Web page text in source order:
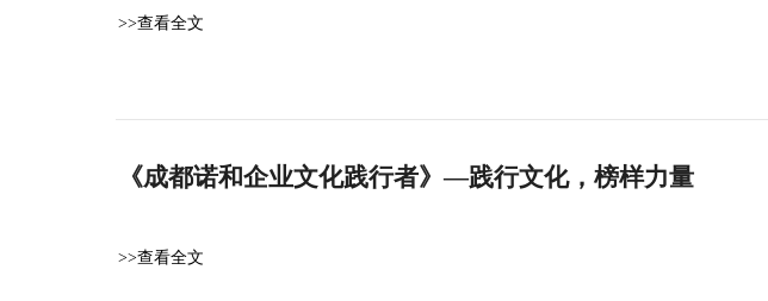
>>查看全文
《成都诺和企业文化践行者》—践行文化，榜样力量
>>查看全文